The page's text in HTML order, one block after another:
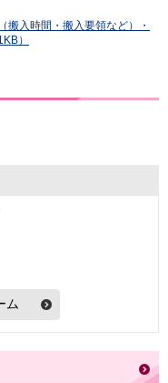
搬入時間・搬入要領など）・
）